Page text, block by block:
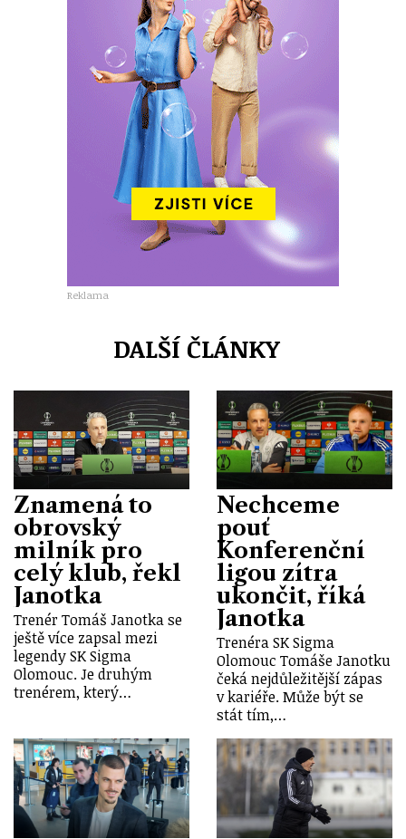
Reklama
DALŠÍ ČLÁNKY
Znamená to
obrovský
milník pro
celý klub, řekl
Janotka
Trenér Tomáš Janotka se
ještě více zapsal mezi
legendy SK Sigma
Olomouc. Je druhým
trenérem, který…
Nechceme
pouť
Konferenční
ligou zítra
ukončit, říká
Janotka
Trenéra SK Sigma
Olomouc Tomáše Janotku
čeká nejdůležitější zápas
v kariéře. Může být se
stát tím,…